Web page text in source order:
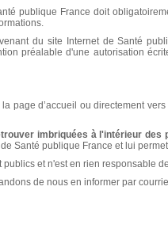
publique France doit
du site Internet de Santé
préalable d'une autorisation
page d’accueil ou directement
imbriquées à l'intérieur des
Santé publique France et lui
et n'est en rien responsable
de nous en informer par